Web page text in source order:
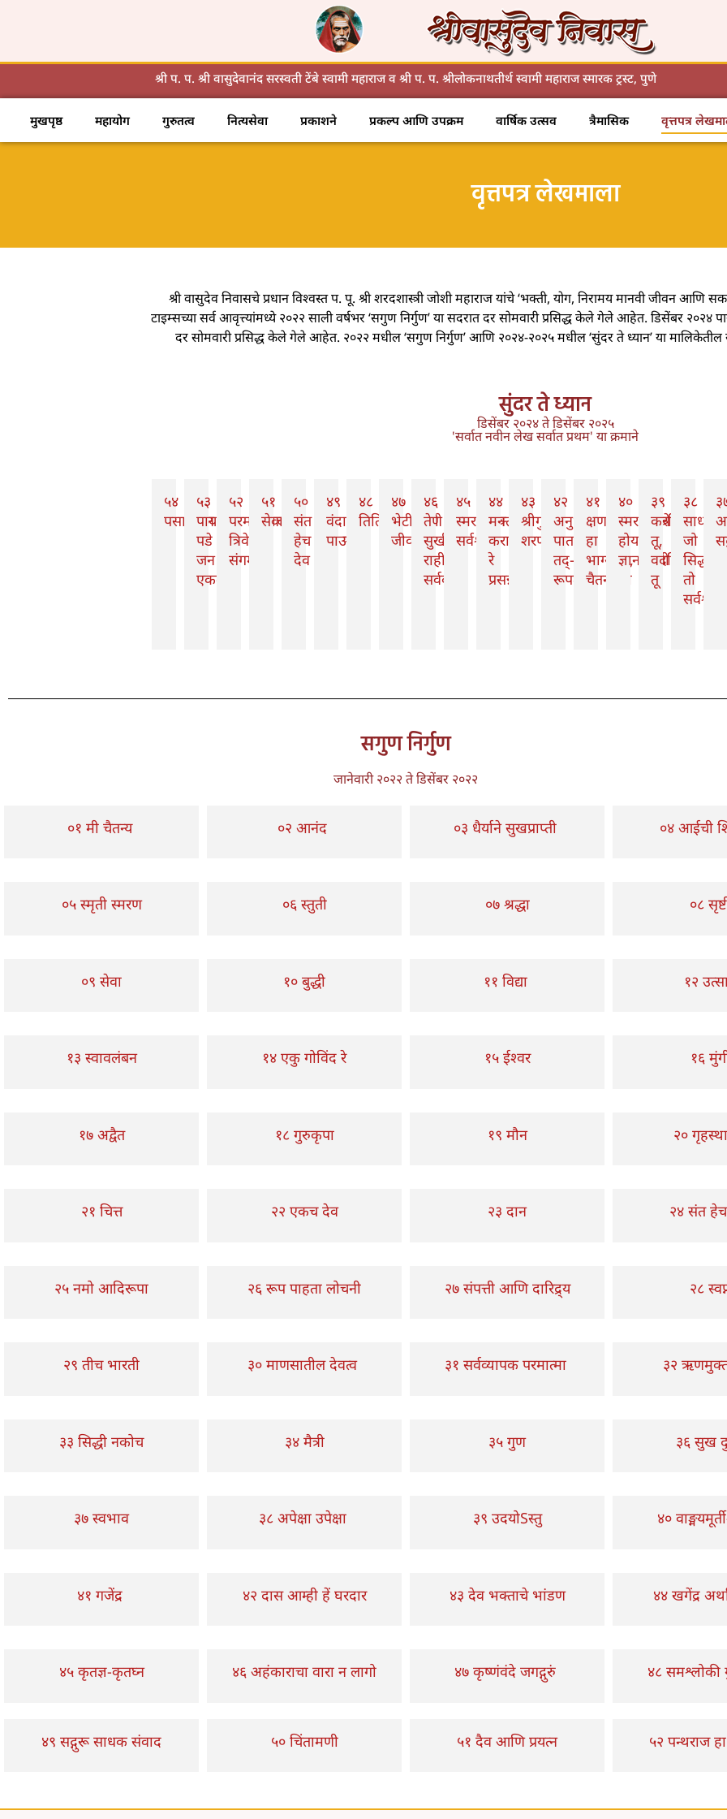
श्री प. प. श्री वासुदेवानंद सरस्वती टेंबे स्वामी महाराज व श्री प. प. श्रीलोकनाथतीर्थ स्वामी महाराज स्मारक ट्रस्ट, पुणे
मुखपृष्ठ महायोग गुरुतत्व नित्यसेवा प्रकाशने प्रकल्प आणि उपक्रम वार्षिक उत्सव त्रैमासिक वृत्तपत्र
वृत्तपत्र लेखमाला
श्री वासुदेव निवासचे प्रधान विश्वस्त प. पू. श्री शरदशास्त्री जोशी महाराज यांचे ‘भक्ती, योग, निरामय मानवी जीवन आणि
टाइम्सच्या सर्व आवृत्त्यांमध्ये २०२२ साली वर्षभर ‘सगुण निर्गुण’ या सदरात दर सोमवारी प्रसिद्ध केले गेले आहेत. डिसेंबर
दर सोमवारी प्रसिद्ध केले गेले आहेत. २०२२ मधील ‘सगुण निर्गुण’ आणि २०२४-२०२५ मधील ‘सुंदर ते ध्यान’ या
सुंदर ते ध्यान
डिसेंबर २०२४ ते डिसेंबर २०२५
'सर्वात नवीन लेख सर्वात प्रथम' या क्रमाने
५४
पसायदान
५३
पाया
पडे
जन
एकमेकां
५२
परमानंदाचा
त्रिवेणी
संगम
५१
सेवाभाव
५०
संत
हेच
देव
४९
वंदावी
पाऊले
४८
तितिक्षा
४७
भेटीलागी
जीवा
४६
तेणे
सुखी
राही
सर्वकाळ
४५
स्मरणभक्ती
सर्वश्रेष्ठ
४४
मन
करा
रे
प्रसन्न
४३
श्रीगुरु:
शरणम्
४२
अनुभवे
पातले,
तद्-
रूपता
४१
क्षण
हा
भाग्याचा,
चैतन्याचा
४०
स्मरणमात्रे
होय
ज्ञानप्राप्ती
३९
करविसी
तू,
वदविसी
तू
३८
साधनेसी
जो
सिद्ध
तो
सर्वश्रेष्ठ
सगुण निर्गुण
जानेवारी २०२२ ते डिसेंबर २०२२
०१ मी चैतन्य ०२ आनंद ०३ धैर्याने सुखप्राप्ती ०४ आईची
०५ स्मृती स्मरण ०६ स्तुती ०७ श्रद्धा ०८
०९ सेवा १० बुद्धी ११ विद्या १२
१३ स्वावलंबन १४ एकु गोविंद रे १५ ईश्वर १६
१७ अद्वैत १८ गुरुकृपा १९ मौन २०
२१ चित्त २२ एकच देव २३ दान २४ संत
२५ नमो आदिरूपा २६ रूप पाहता लोचनी २७ संपत्ती आणि दारिद्र्य २८
२९ तीच भारती ३० माणसातील देवत्व ३१ सर्वव्यापक परमात्मा ३२ ऋणमुक्त
३३ सिद्धी नकोच ३४ मैत्री ३५ गुण ३६ सुख
३७ स्वभाव ३८ अपेक्षा उपेक्षा ३९ उदयोSस्तु ४०
४१ गजेंद्र ४२ दास आम्ही हें घरदार ४३ देव भक्ताचे भांडण ४४ खगेंद्र
४५ कृतज्ञ-कृतघ्न ४६ अहंकाराचा वारा न लागो ४७ कृष्णंवंदे जगद्गुरुं ४८ समश्लोकी
४९ सद्गुरू साधक संवाद ५० चिंतामणी ५१ दैव आणि प्रयत्न ५२ पन्थराज